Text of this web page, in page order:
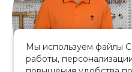
Мы используем файлы
работы,